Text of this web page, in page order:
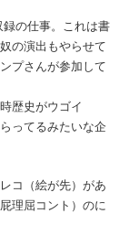
の仕事。これは書
の演出もやらせて
プさんが参加して
歴史がウゴイ
ってるみたいな企
コ（絵が先）があ
理屈コント）のに